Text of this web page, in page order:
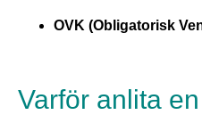
OVK (Obligatorisk
Varför anlita